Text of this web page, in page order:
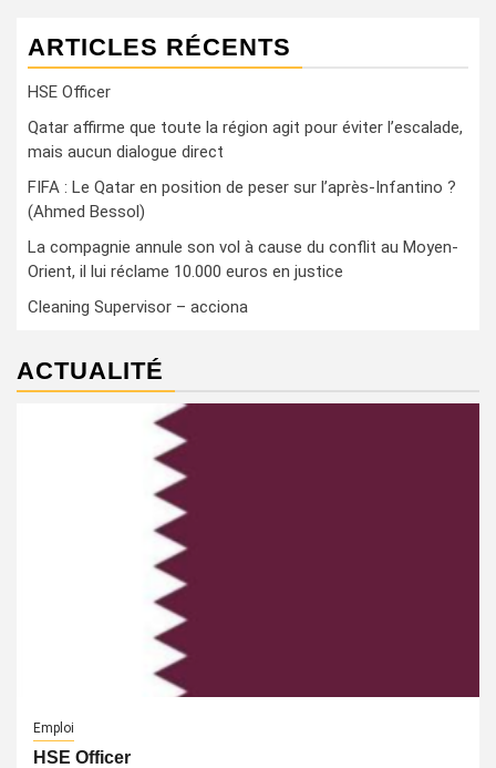
ARTICLES RÉCENTS
HSE Officer
Qatar affirme que toute la région agit pour éviter l’escalade,
mais aucun dialogue direct
FIFA : Le Qatar en position de peser sur l’après-Infantino ?
(Ahmed Bessol)
La compagnie annule son vol à cause du conflit au Moyen-
Orient, il lui réclame 10.000 euros en justice
Cleaning Supervisor – acciona
ACTUALITÉ
Emploi
HSE Officer